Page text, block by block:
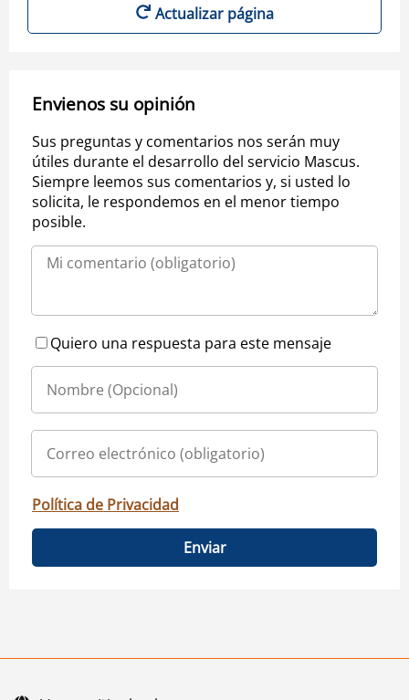
Actualizar página
Envienos su opinión
Sus preguntas y comentarios nos serán muy
útiles durante el desarrollo del servicio Mascus.
Siempre leemos sus comentarios y, si usted lo
solicita, le respondemos en el menor tiempo
posible.
Quiero una respuesta para este mensaje
Política de Privacidad
Enviar